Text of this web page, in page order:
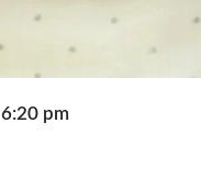
6:20 pm